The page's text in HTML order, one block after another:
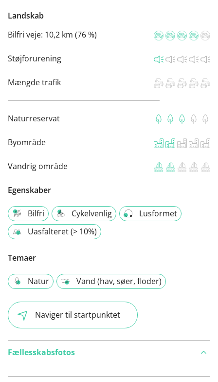
Landskab
Bilfri veje: 10,2 km (76 %)
Støjforurening
Mængde trafik
Naturreservat
Byområde
Vandrig område
Egenskaber
Bilfri Cykelvenlig
Lusformet
Uasfalteret (> 10%)
Temaer
Natur Vand (hav, søer, floder)
Naviger til startpunktet
Fællesskabsfotos